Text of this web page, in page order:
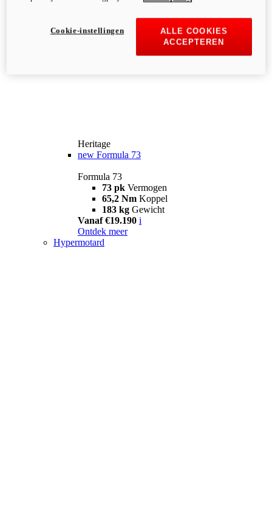
Heritage
new Formula 73
Formula 73
73 pk Vermogen
65,2 Nm Koppel
183 kg Gewicht
Vanaf €19.190 i
Ontdek meer
Hypermotard
ALLE COOKIES
ACCEPTEREN
Cookie-instellingen